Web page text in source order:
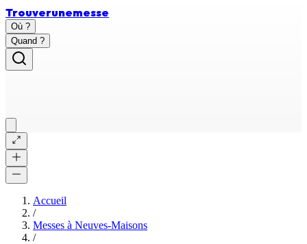
Trouverunemesse
Où ?
Quand ?
Accueil
/
Messes à Neuves-Maisons
/